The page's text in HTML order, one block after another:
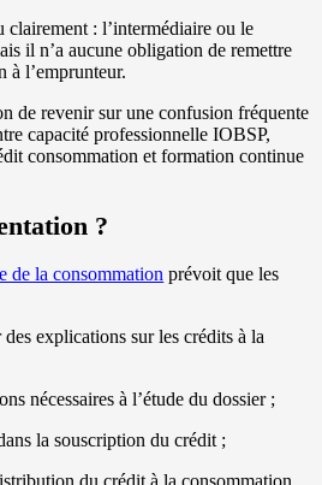
clairement : l’intermédiaire ou le
il n’a aucune obligation de remettre
à l’emprunteur.
de revenir sur une confusion fréquente
capacité professionnelle IOBSP,
consommation et formation continue
?
de la consommation prévoit que les
explications sur les crédits à la
nécessaires à l’étude du dossier ;
la souscription du crédit ;